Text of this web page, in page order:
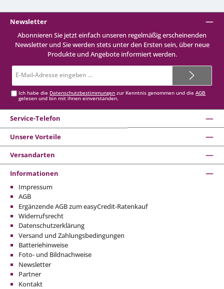
Newsletter
Abonnieren Sie jetzt einfach unseren regelmäßig erscheinenden
Newsletter und Sie werden stets unter den Ersten sein, über neue
Produkte und Angebote informiert werden.
Mail-
Ich habe die Datenschutzbestimmungen zur Kenntnis genommen und dieAGB
gelesen und bin mit ihnen einverstanden.
Service-Telefon
Unsere Vorteile
Versandarten
Informationen
Impressum
AGB
Ergänzende AGB zum easyCredit-Ratenkauf
Widerrufsrecht
Datenschutzerklärung
Versand und Zahlungsbedingungen
Batteriehinweise
Foto- und Bildnachweise
Newsletter
Partner
Kontakt